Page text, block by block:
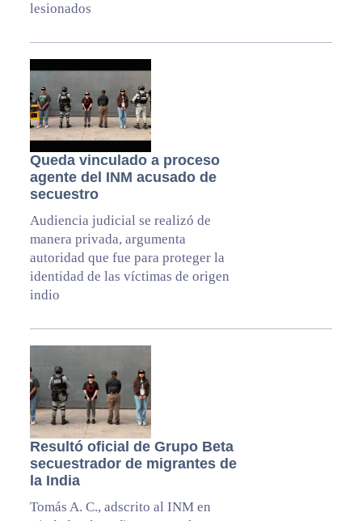
lesionados
Queda vinculado a proceso
agente del INM acusado de
secuestro
Audiencia judicial se realizó de
manera privada, argumenta
autoridad que fue para proteger la
identidad de las víctimas de origen
indio
Resultó oficial de Grupo Beta
secuestrador de migrantes de
la India
Tomás A. C., adscrito al INM en